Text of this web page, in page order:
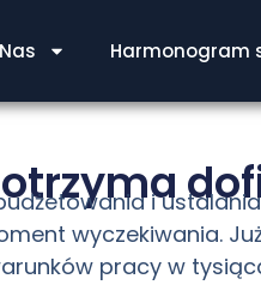
Harmonogram
i
wyczekiwania.
pracy w